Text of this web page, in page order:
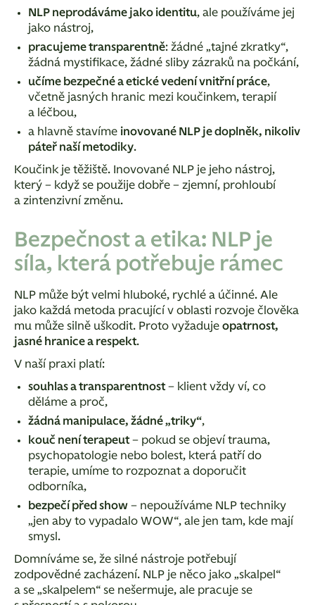
NLP neprodáváme jako identitu, ale používáme jej
jako nástroj,
pracujeme transparentně: žádné „tajné zkratky“,
žádná mystifikace, žádné sliby zázraků na počkání,
učíme bezpečné a etické vedení vnitřní práce,
včetně jasných hranic mezi koučinkem, terapií
a léčbou,
a hlavně stavíme inovované NLP je doplněk, nikoliv
páteř naší metodiky.
Koučink je těžiště. Inovované NLP je jeho nástroj,
který – když se použije dobře – zjemní, prohloubí
a zintenzivní změnu.
Bezpečnost a etika: NLP je
síla, která potřebuje rámec
NLP může být velmi hluboké, rychlé a účinné. Ale
jako každá metoda pracující v oblasti rozvoje člověka
mu může silně uškodit. Proto vyžaduje opatrnost,
jasné hranice a respekt.
V naší praxi platí:
souhlas a transparentnost– klient vždy ví, co
děláme a proč,
žádná manipulace, žádné „triky“,
kouč není terapeut– pokud se objeví trauma,
psychopatologie nebo bolest, která patří do
terapie, umíme to rozpoznat a doporučit
odborníka,
bezpečí před show – nepoužíváme NLP techniky
„jen aby to vypadalo WOW“, ale jen tam, kde mají
smysl.
Domníváme se, že silné nástroje potřebují
zodpovědné zacházení. NLP je něco jako „skalpel“
a se „skalpelem“ se nešermuje, ale pracuje se